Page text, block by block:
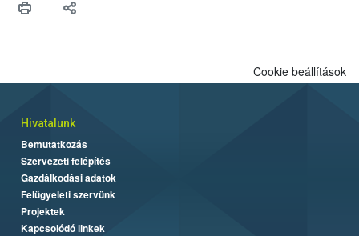
felhasználók számára is elérhető és ökológiai termesztésben is
Cookie beállítások
Hivatalunk
Bemutatkozás
Szervezeti felépítés
Gazdálkodási adatok
Felügyeleti szervünk
Projektek
Kapcsolódó linkek